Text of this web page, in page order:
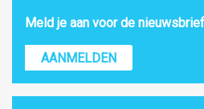
Meld je aan voor de
AANMELDEN